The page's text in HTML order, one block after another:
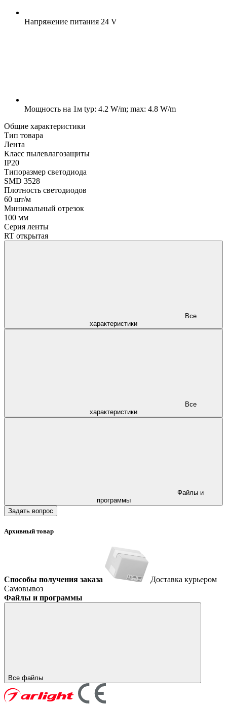
Напряжение питания 24 V
Мощность на 1м typ: 4.2 W/m; max: 4.8 W/m
Общие характеристики
Тип товара
Лента
Класс пылевлагозащиты
IP20
Типоразмер светодиода
SMD 3528
Плотность светодиодов
60 шт/м
Минимальный отрезок
100 мм
Серия ленты
RT открытая
характеристики
характеристики
программы
Задать вопрос
Архивный товар
Способы получения заказа
Доставка курьером
Самовывоз
Файлы и программы
Все файлы